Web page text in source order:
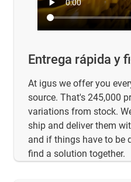
Entrega rápida y
At igus we offer you
source. That's 245,000
variations from stock.
ship and deliver them
and if things have to be
find a solution together.